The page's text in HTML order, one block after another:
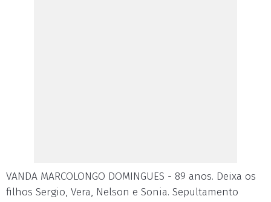
VANDA MARCOLONGO DOMINGUES - 89 anos. Deixa os
filhos Sergio, Vera, Nelson e Sonia. Sepultamento